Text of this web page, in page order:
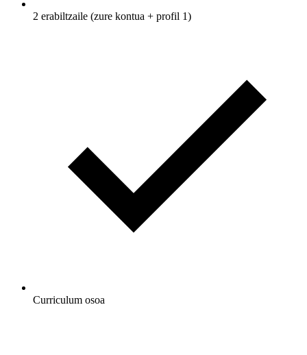
2 erabiltzaile (zure kontua + profil 1)
Curriculum osoa